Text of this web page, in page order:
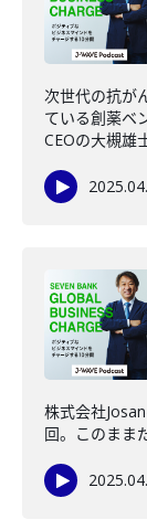
次世代の抗が
ている創薬ベ
CEOの大槻雄
株式会社
回。このまま